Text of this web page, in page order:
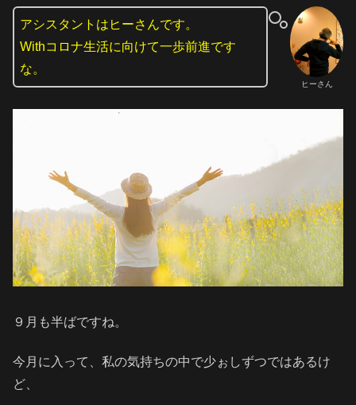
ヒーさん
アシスタントはヒーさんです。
Withコロナ生活に向けて一歩前進です
な。
９月も半ばですね。
今月に入って、私の気持ちの中で少ぉしずつではあるけ
ど、